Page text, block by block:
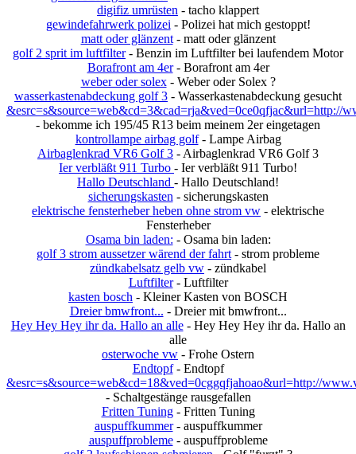
digifiz umrüsten - tacho klappert
gewindefahrwerk polizei - Polizei hat mich gestoppt!
matt oder glänzent- matt oder glänzent
golf 2 sprit im luftfilter- Benzin im Luftfilter bei laufendem Motor
Borafront am 4er- Borafront am 4er
weber oder solex- Weber oder Solex ?
wasserkastenabdeckung golf 3 - Wasserkastenabdeckung gesucht
&esrc=s&source=web&cd=3&cad=rja&ved=0ce0qfjac&url=http://
- bekomme ich 195/45 R13 beim meinem 2er eingetagen
kontrollampe airbag golf- Lampe Airbag
Airbaglenkrad VR6 Golf 3 - Airbaglenkrad VR6 Golf 3
Ier verbläßt 911 Turbo - Ier verbläßt 911 Turbo!
Hallo Deutschland - Hallo Deutschland!
sicherungskasten - sicherungskasten
elektrische fensterheber heben ohne strom vw - elektrische
Fensterheber
Osama bin laden: - Osama bin laden:
golf 3 strom aussetzer wärend der fahrt - strom probleme
zündkabelsatz gelb vw - zündkabel
Luftfilter- Luftfilter
kasten bosch - Kleiner Kasten von BOSCH
Dreier bmwfront... - Dreier mit bmwfront...
Hey Hey Hey ihr da. Hallo an alle- Hey Hey Hey ihr da. Hallo an
alle
osterwoche vw - Frohe Ostern
Endtopf- Endtopf
&esrc=s&source=web&cd=18&ved=0cggqfjahoao&url=http://
- Schaltgestänge rausgefallen
Fritten Tuning- Fritten Tuning
auspuffkummer- auspuffkummer
auspuffprobleme- auspuffprobleme